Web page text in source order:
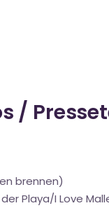
/
brennen)
Playa/I Love